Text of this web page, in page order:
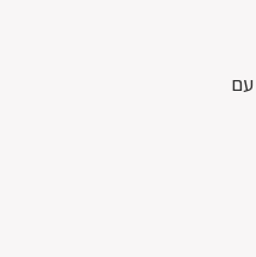
ענק עם